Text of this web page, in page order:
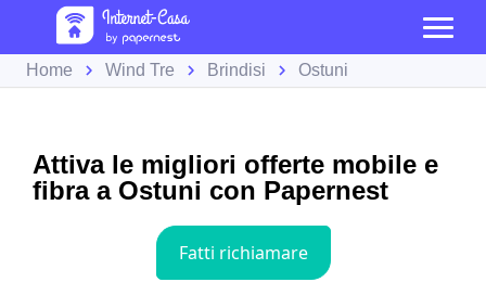
Home Wind Tre Brindisi Ostuni